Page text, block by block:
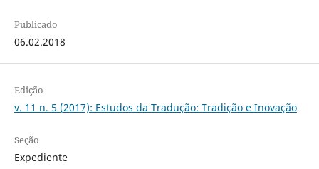
Publicado
06.02.2018
Edição
v. 11 n. 5 (2017): Estudos da Tradução: Tradição e Inovação
Seção
Expediente